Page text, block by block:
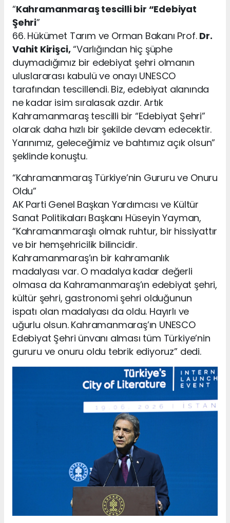
“Kahramanmaraş tescilli bir “Edebiyat
Şehri”
66. Hükümet Tarım ve Orman Bakanı Prof. Dr.
Vahit Kirişci,“Varlığından hiç şüphe
duymadığımız bir edebiyat şehri olmanın
uluslararası kabulü ve onayı UNESCO
tarafından tescillendi. Biz, edebiyat alanında
ne kadar isim sıralasak azdır. Artık
Kahramanmaraş tescilli bir “Edebiyat Şehri”
olarak daha hızlı bir şekilde devam edecektir.
Yarınımız, geleceğimiz ve bahtımız açık olsun”
şeklinde konuştu.
“Kahramanmaraş Türkiye’nin Gururu ve Onuru
Oldu”
AK Parti Genel Başkan Yardımcısı ve Kültür
Sanat Politikaları Başkanı Hüseyin Yayman,
“Kahramanmaraşlı olmak ruhtur, bir hissiyattır
ve bir hemşehricilik bilincidir.
Kahramanmaraş’ın bir kahramanlık
madalyası var. O madalya kadar değerli
olmasa da Kahramanmaraş’ın edebiyat şehri,
kültür şehri, gastronomi şehri olduğunun
ispatı olan madalyası da oldu. Hayırlı ve
uğurlu olsun. Kahramanmaraş’ın UNESCO
Edebiyat Şehri ünvanı alması tüm Türkiye’nin
gururu ve onuru oldu tebrik ediyoruz” dedi.